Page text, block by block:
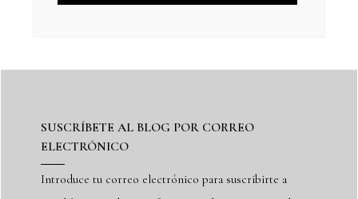
SUSCRÍBETE AL BLOG POR CORREO
ELECTRÓNICO
Introduce tu correo electrónico para suscribirte a